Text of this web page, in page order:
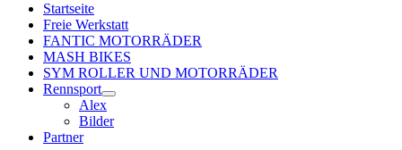
Startseite
Freie Werkstatt
FANTIC MOTORRÄDER
MASH BIKES
SYM ROLLER UND MOTORRÄDER
Rennsport
open
menu
Alex
Bilder
Partner